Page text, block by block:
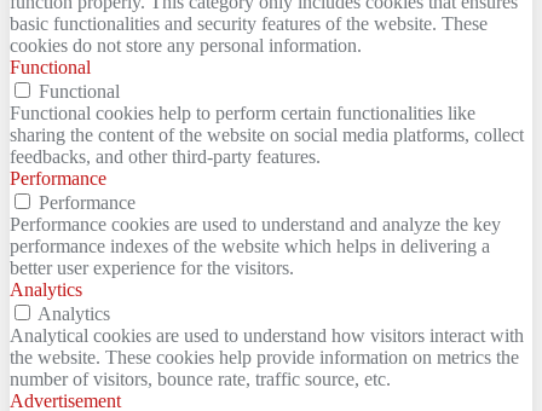
basic functionalities and security features of the website. These
cookies do not store any personal information.
Functional
Functional
Functional cookies help to perform certain functionalities like
sharing the content of the website on social media platforms, collect
feedbacks, and other third-party features.
Performance
Performance
Performance cookies are used to understand and analyze the key
performance indexes of the website which helps in delivering a
better user experience for the visitors.
Analytics
Analytics
Analytical cookies are used to understand how visitors interact with
the website. These cookies help provide information on metrics the
number of visitors, bounce rate, traffic source, etc.
Advertisement